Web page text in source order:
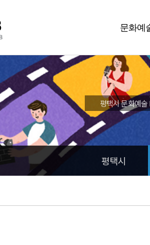
문화예
예술
예술
평택시 문화예
평택시